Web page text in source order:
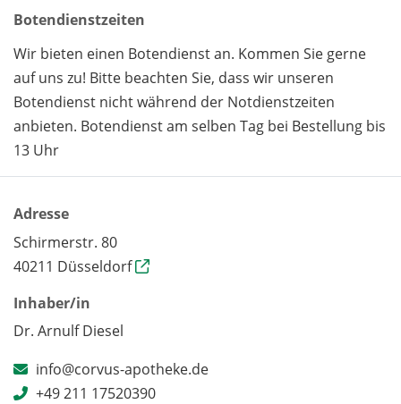
Botendienstzeiten
Wir bieten einen Botendienst an. Kommen Sie gerne
auf uns zu! Bitte beachten Sie, dass wir unseren
Botendienst nicht während der Notdienstzeiten
anbieten. Botendienst am selben Tag bei Bestellung bis
13 Uhr
Adresse
Schirmerstr. 80
40211 Düsseldorf
Inhaber/in
Dr. Arnulf Diesel
info@corvus-apotheke.de
+49 211 17520390